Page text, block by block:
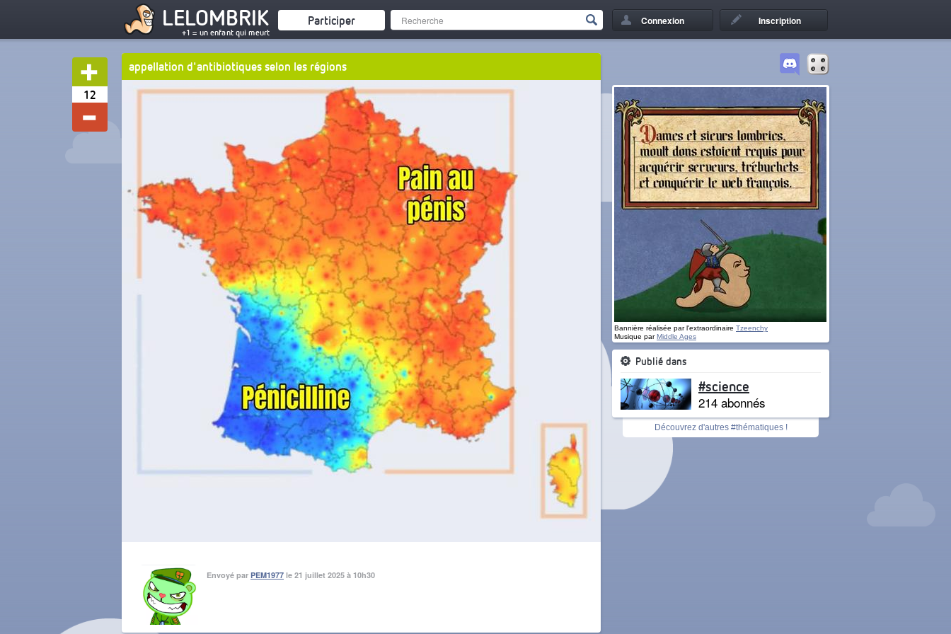
LELOMBRIK
+1 = un enfant qui meurt
Participer Connexion Inscription
12
appellation d'antibiotiques selon les régions
Envoyé par PEM1977 le 21 juillet 2025 à 10h30
Bannière réalisée par l'extraordinaire Tzeenchy
Musique parMiddle Ages
Publié dans
#science
214 abonnés
Découvrez d'autres #thématiques !